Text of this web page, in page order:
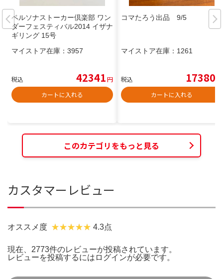
ペルソナストーカー倶楽部 ワン
ダーフェスティバル2014 イザナ
ギリング 15号
マイストア在庫： 3957
税込 42341円
カートに入れる
コマたろう出品 9/5
マイストア在庫： 1261
税込 17380
カートに入れる
このカテゴリをもっと見る
カスタマーレビュー
オススメ度 4.3点
現在、2773件のレビューが投稿されています。
レビューを投稿するには ログインが必要です。